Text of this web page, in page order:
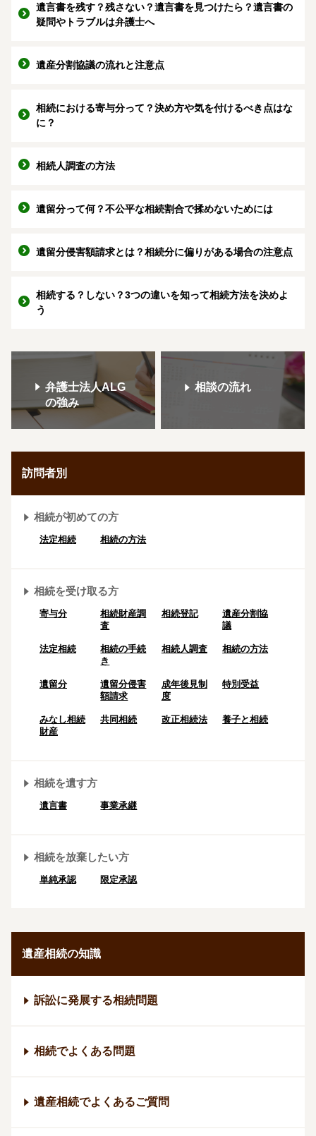
遺言書を残す？残さない？遺言書を見つけたら？遺言書の
疑問やトラブルは弁護士へ
遺産分割協議の流れと注意点
相続における寄与分って？決め方や気を付けるべき点はな
に？
相続人調査の方法
遺留分って何？不公平な相続割合で揉めないためには
遺留分侵害額請求とは？相続分に偏りがある場合の注意点
相続する？しない？3つの違いを知って相続方法を決めよ
う
弁護士法人ALG
の強み
相談の流れ
訪問者別
相続が初めての方
法定相続 相続の方法
相続を受け取る方
寄与分
相続財産調
査
相続登記
遺産分割協
議
法定相続
相続の⼿続
き
相続人調査 相続の方法
遺留分
遺留分侵害
額請求
成年後⾒制
度
特別受益
みなし相続
財産
共同相続 改正相続法 養子と相続
相続を遺す方
遺言書 事業承継
相続を放棄したい方
単純承認 限定承認
遺産相続の知識
訴訟に発展する相続問題
相続でよくある問題
遺産相続でよくあるご質問